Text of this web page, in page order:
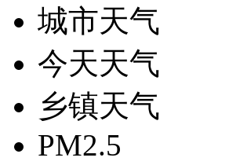
城市天气
今天天气
乡镇天气
PM2.5